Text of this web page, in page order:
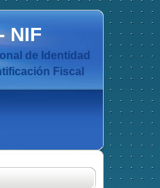
NIF
de Identidad
Fiscal